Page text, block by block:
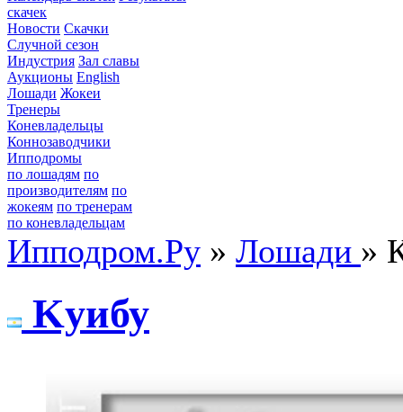
скачек
Новости Скачки
Случной сезон
Индустрия Зал славы
Аукционы English
Лошади Жокеи
Тренеры
Коневладельцы
Коннозаводчики
Ипподромы
по лошадям по
производителям по
жокеям по тренерам
по коневладельцам
Ипподром.Ру » Лошади »
Kуибу